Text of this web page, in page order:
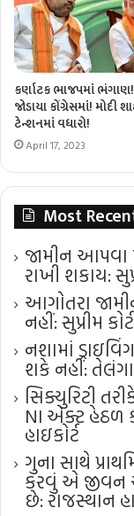
કર્ણાટક ભાજપમાં
જોડાયા કોંગ્રેસમાં! મોદી
ટેન્શનમાં વધારો!
April 17, 2023
Most
જામીન આપવા
રાખી શકાય:
આગોતરા
નહીં: સુપ્રીમ
નશામાં
શકે નહીં:
સિક્યુરિટી
NI એક્ટ હેઠળ
હાઇકોર્ટ
ગુના સાથે
કરવું એ જીવન
છે: રાજસ્થાન